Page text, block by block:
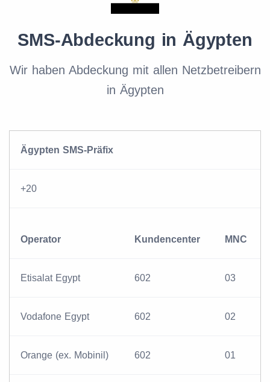
SMS-Abdeckung in Ägypten
Wir haben Abdeckung mit allen Netzbetreibern
in Ägypten
Ägypten SMS-Präfix
+20
Operator Kundencenter MNC
Etisalat Egypt 602 03
Vodafone Egypt 602 02
Orange (ex. Mobinil) 602 01